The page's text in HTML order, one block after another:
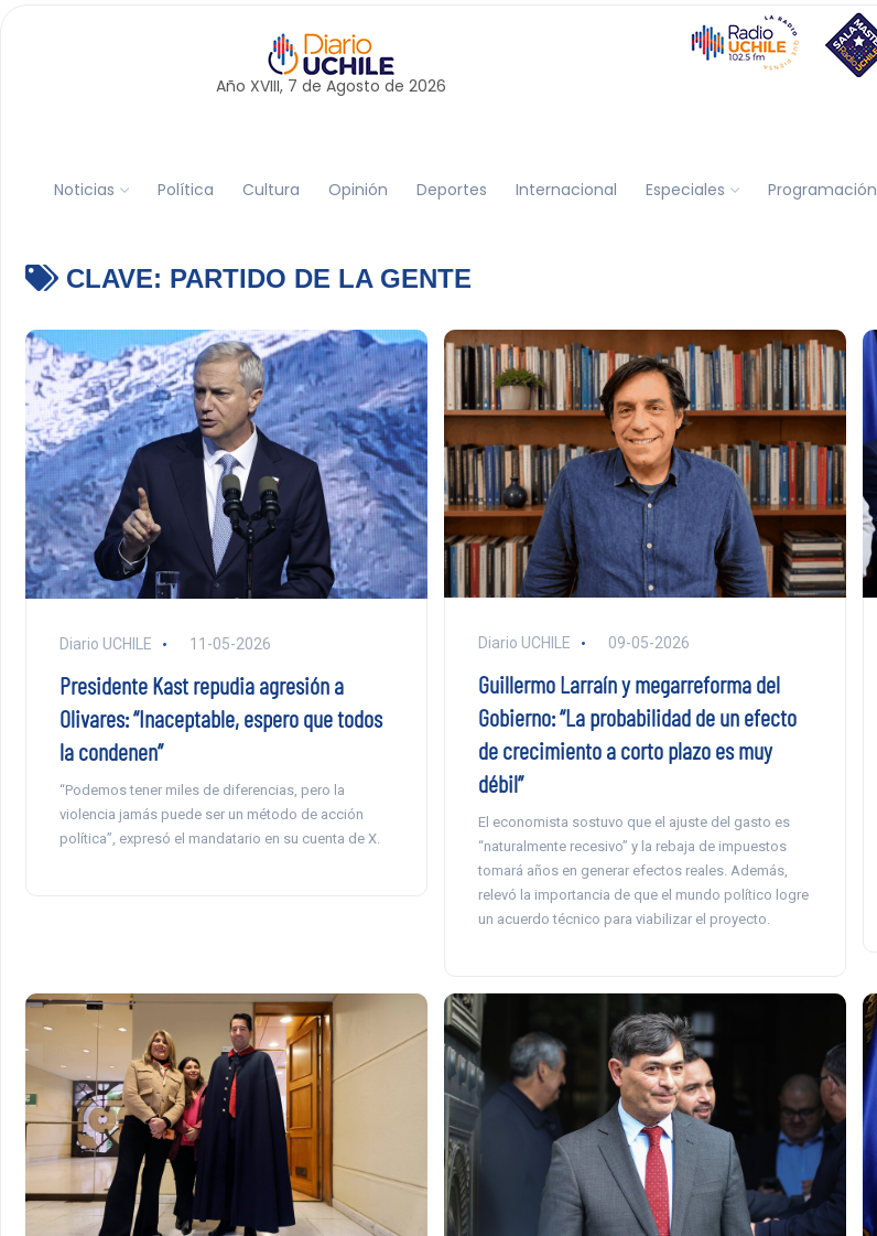
Año XVIII, 7 de Agosto de 2026
Noticias Política Cultura Opinión Deportes Internacional Especiales Programación
CLAVE: PARTIDO DE LA GENTE
Diario UCHILE 11-05-2026
Presidente Kast repudia agresión a
Olivares: “Inaceptable, espero que todos
la condenen”
“Podemos tener miles de diferencias, pero la
violencia jamás puede ser un método de acción
política”, expresó el mandatario en su cuenta de X.
Diario UCHILE 09-05-2026
Guillermo Larraín y megarreforma del
Gobierno: “La probabilidad de un efecto
de crecimiento a corto plazo es muy
débil”
El economista sostuvo que el ajuste del gasto es
“naturalmente recesivo” y la rebaja de impuestos
tomará años en generar efectos reales. Además,
relevó la importancia de que el mundo político logre
un acuerdo técnico para viabilizar el proyecto.